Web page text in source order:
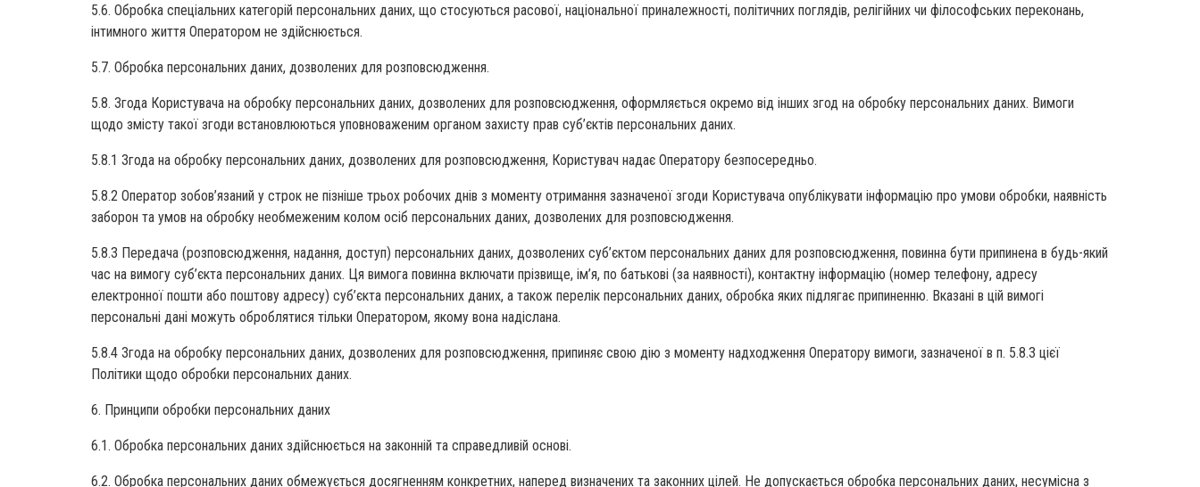
5.6. Обробка спеціальних категорій персональних даних, що стосуються расової, національної приналежності, політичних поглядів, релігійних чи філософських переконань,
інтимного життя Оператором не здійснюється.
5.7. Обробка персональних даних, дозволених для розповсюдження.
5.8. Згода Користувача на обробку персональних даних, дозволених для розповсюдження, оформляється окремо від інших згод на обробку персональних даних. Вимоги
щодо змісту такої згоди встановлюються уповноваженим органом захисту прав суб’єктів персональних даних.
5.8.1 Згода на обробку персональних даних, дозволених для розповсюдження, Користувач надає Оператору безпосередньо.
5.8.2 Оператор зобов’язаний у строк не пізніше трьох робочих днів з моменту отримання зазначеної згоди Користувача опублікувати інформацію про умови обробки, наявність
заборон та умов на обробку необмеженим колом осіб персональних даних, дозволених для розповсюдження.
5.8.3 Передача (розповсюдження, надання, доступ) персональних даних, дозволених суб’єктом персональних даних для розповсюдження, повинна бути припинена в будь-який
час на вимогу суб’єкта персональних даних. Ця вимога повинна включати прізвище, ім’я, по батькові (за наявності), контактну інформацію (номер телефону, адресу
електронної пошти або поштову адресу) суб’єкта персональних даних, а також перелік персональних даних, обробка яких підлягає припиненню. Вказані в цій вимогі
персональні дані можуть оброблятися тільки Оператором, якому вона надіслана.
5.8.4 Згода на обробку персональних даних, дозволених для розповсюдження, припиняє свою дію з моменту надходження Оператору вимоги, зазначеної в п. 5.8.3 цієї
Політики щодо обробки персональних даних.
6. Принципи обробки персональних даних
6.1. Обробка персональних даних здійснюється на законній та справедливій основі.
6.2. Обробка персональних даних обмежується досягненням конкретних, наперед визначених та законних цілей. Не допускається обробка персональних даних, несумісна з